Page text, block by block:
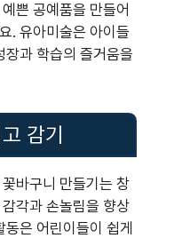
쁜 공예품을 만들어
. 유아미술은 아이들
장과 학습의 즐거움을
감기
바구니 만들기는 창
각과 손놀림을 향상
은 어린이들이 쉽게